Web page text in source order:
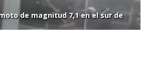
de magnitud 7,1 en el sur de